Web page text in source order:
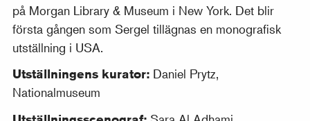
på Morgan Library & Museum i New York. Det blir
första gången som Sergel tillägnas en monografisk
utställning i USA.
Utställningens kurator: Daniel Prytz,
Nationalmuseum